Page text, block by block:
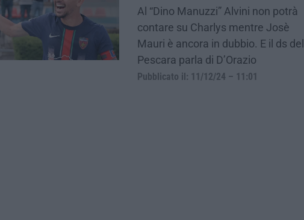
Al “Dino Manuzzi” Alvini non potrà
contare su Charlys mentre Josè
Mauri è ancora in dubbio. E il ds del
Pescara parla di D’Orazio
Pubblicato il: 11/12/24 – 11:01